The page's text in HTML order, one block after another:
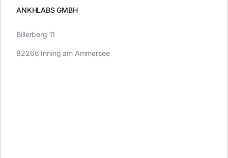
ANKHLABS GMBH
Billerberg 11
82266 Inning am Ammersee